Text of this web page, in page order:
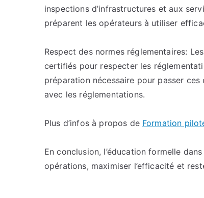
inspections d’infrastructures et aux
préparent les opérateurs à utiliser
Respect des normes réglementaires:
certifiés pour respecter les
préparation nécessaire pour passer
avec les réglementations.
Plus d’infos à propos de Formation
En conclusion, l’éducation formelle
opérations, maximiser l’efficacité et